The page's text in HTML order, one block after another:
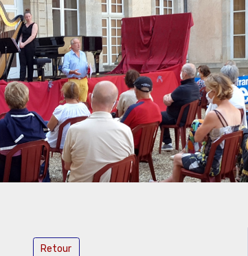
Retour